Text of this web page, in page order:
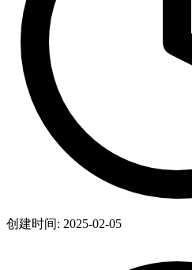
创建时间: 2025-02-05